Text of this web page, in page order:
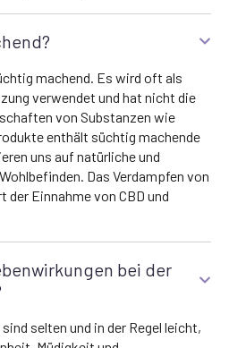
machend. Es wird oft als
verwendet und hat nicht die
von Substanzen wie
enthält süchtig machende
uns auf natürliche und
Das Verdampfen von
Einnahme von CBD und
bei der
selten und in der Regel leicht,